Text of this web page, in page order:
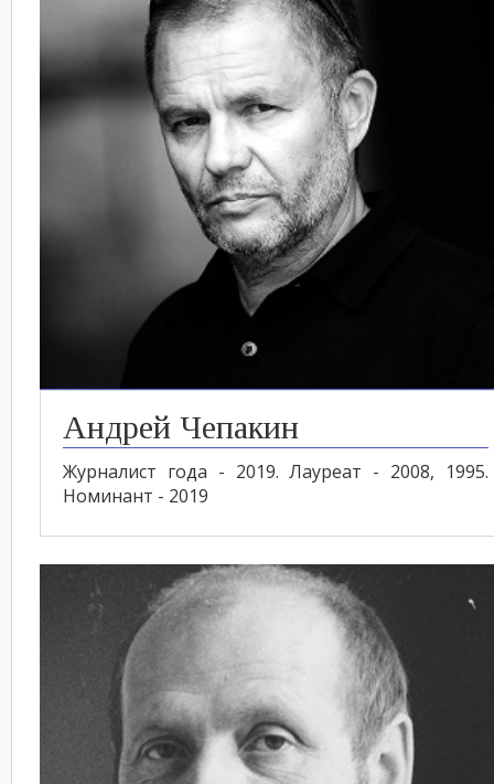
Андрей Чепакин
Журналист года - 2019. Лауреат - 2008, 1995.
Номинант - 2019